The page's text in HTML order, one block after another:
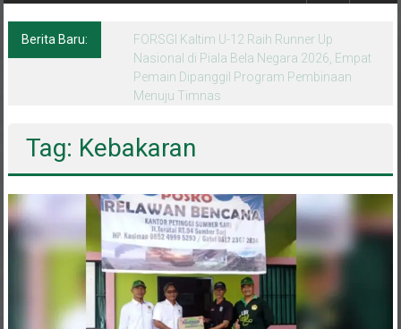
Berita Baru:
Menempa Generasi Muda Berkarakter Luhur
di Bumi Perkemahan Makroman Indah
melalui CAI ke-47